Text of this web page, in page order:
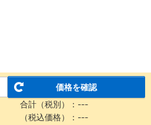
価格を確認
合計（税別）： ---
（税込価格）： ---